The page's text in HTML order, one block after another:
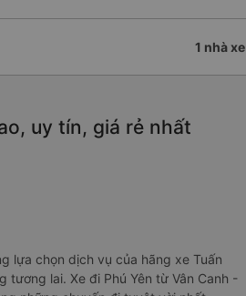
1 nhà xe
uy tín, giá rẻ nhất
lựa chọn dịch vụ của hãng xe Tuấn
lai. Xe đi Phú Yên từ Vân Canh -